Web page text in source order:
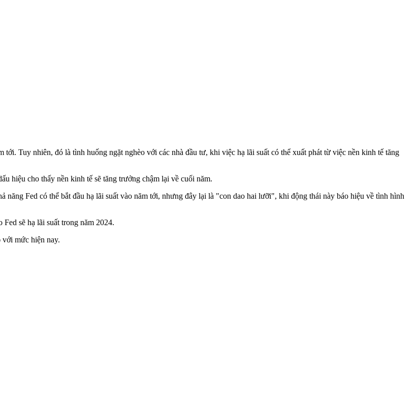
Tuy nhiên, đó là tình huống ngặt nghèo với các nhà đầu tư, khi việc hạ lãi suất có thể xuất phát từ việc nền kinh tế tăng
hiệu cho thấy nền kinh tế sẽ tăng trưởng chậm lại về cuối năm.
Fed có thể bắt đầu hạ lãi suất vào năm tới, nhưng đây lại là "con dao hai lưỡi", khi động thái này báo hiệu về tình hình
sẽ hạ lãi suất trong năm 2024.
với mức hiện nay.